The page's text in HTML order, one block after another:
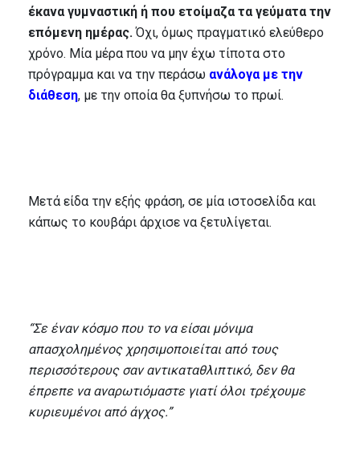
έκανα γυμναστική ή που ετοίμαζα τα γεύματα την
επόμενη ημέρας.Όχι, όμως πραγματικό ελεύθερο
χρόνο. Μία μέρα που να μην έχω τίποτα στο
πρόγραμμα και να την περάσω ανάλογα με την
διάθεση, με την οποία θα ξυπνήσω το πρωί.
Μετά είδα την εξής φράση, σε μία ιστοσελίδα και
κάπως το κουβάρι άρχισε να ξετυλίγεται.
“Σε έναν κόσμο που το να είσαι μόνιμα
απασχολημένος χρησιμοποιείται από τους
περισσότερους σαν αντικαταθλιπτικό, δεν θα
έπρεπε να αναρωτιόμαστε γιατί όλοι τρέχουμε
κυριευμένοι από άγχος.”